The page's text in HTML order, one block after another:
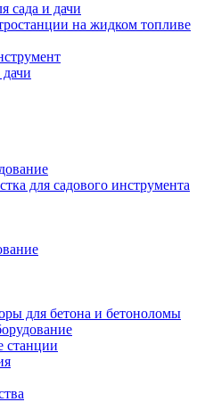
сада и дачи
на жидком топливе
для садового инструмента
для бетона и бетоноломы
станции